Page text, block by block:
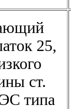
25,
ст.
типа